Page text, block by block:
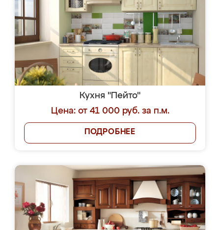
Кухня "Пейто"
Цена: от 41 000 руб. за п.м.
ПОДРОБНЕЕ